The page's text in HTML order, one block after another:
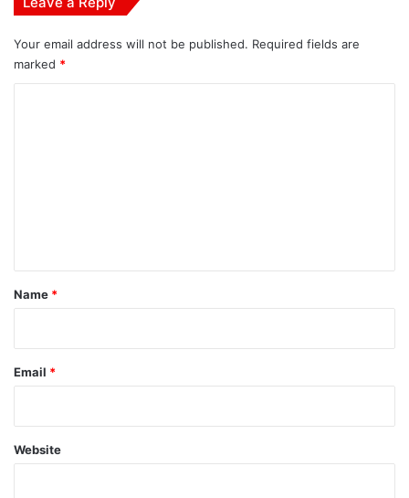
Your email address will not be published. Required fields are
marked *
*
Name *
Email *
Website